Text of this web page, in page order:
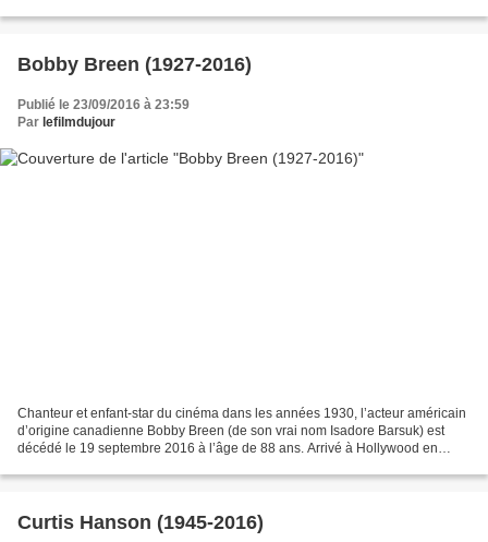
Bobby Breen (1927-2016)
Publié le 23/09/2016 à 23:59
Par lefilmdujour
Chanteur et enfant-star du cinéma dans les années 1930, l’acteur américain
d’origine canadienne Bobby Breen (de son vrai nom Isadore Barsuk) est
décédé le 19 septembre 2016 à l’âge de 88 ans. Arrivé à Hollywood en
Curtis Hanson (1945-2016)